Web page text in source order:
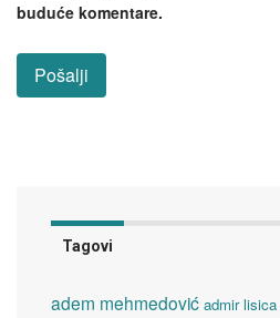
buduće komentare.
Tagovi
adem mehmedović admir lisica